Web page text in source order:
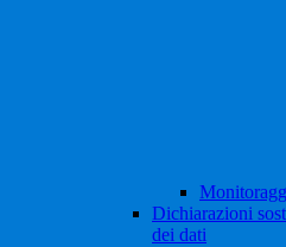
Dichiarazioni
dei dati